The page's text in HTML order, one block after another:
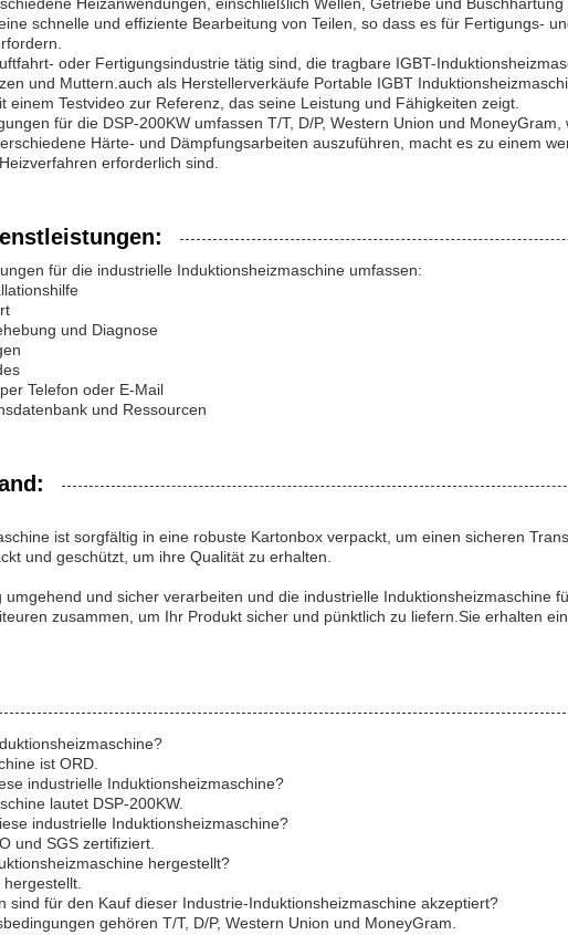
schnelle und effiziente Bearbeitung von Teilen, so dass es für Fertigungs-
oder Fertigungsindustrie tätig sind, die tragbare IGBT-
und Muttern.auch als Herstellerverkäufe Portable IGBT
einem Testvideo zur Referenz, das seine Leistung und Fähigkeiten zeigt.
für die DSP-200KW umfassen T/T, D/P, Western Union und
Härte- und Dämpfungsarbeiten auszuführen, macht es zu einem
erforderlich sind.
für die industrielle Induktionsheizmaschine umfassen:
und Diagnose
Telefon oder E-Mail
und Ressourcen
ist sorgfältig in eine robuste Kartonbox verpackt, um einen sicheren
und geschützt, um ihre Qualität zu erhalten.
umgehend und sicher verarbeiten und die industrielle Induktionsheizmaschine
zusammen, um Ihr Produkt sicher und pünktlich zu liefern.Sie erhalten
ist ORD.
industrielle Induktionsheizmaschine?
lautet DSP-200KW.
industrielle Induktionsheizmaschine?
und SGS zertifiziert.
hergestellt?
sind für den Kauf dieser Industrie-Induktionsheizmaschine akzeptiert?
gehören T/T, D/P, Western Union und MoneyGram.